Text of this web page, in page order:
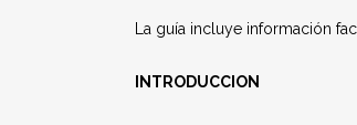
La guía incluye información
INTRODUCCION